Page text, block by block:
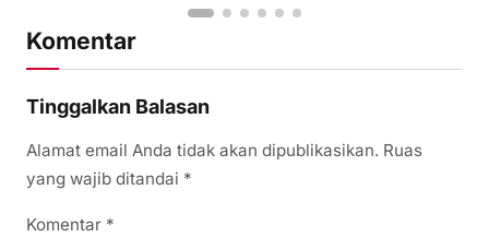
Komentar
Tinggalkan Balasan
Alamat email Anda tidak akan dipublikasikan. Ruas
yang wajib ditandai *
Komentar *